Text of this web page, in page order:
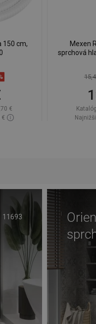
150 cm,
€
€
Mexen
sprchová
11693